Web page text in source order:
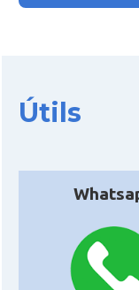
Útils